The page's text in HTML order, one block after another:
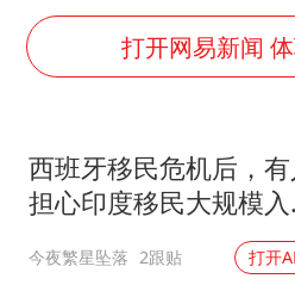
我国外贸
夯实基
打开网易新闻
西班牙移民危机后，有
担心印度移民大规模入
今夜繁星坠落 2跟贴 打开